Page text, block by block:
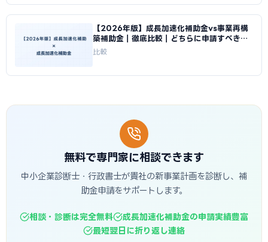
【2026年版】成長加速化補助金vs事業再構
築補助金｜徹底比較｜どちらに申請すべきか
｜成長加速化補助金ナビ
比較
無料で専門家に相談できます
中小企業診断士・行政書士が貴社の新事業計画を診断し、補
助金申請をサポートします。
相談・診断は完全無料
成長加速化補助金の申請実績豊富
最短翌日に折り返し連絡